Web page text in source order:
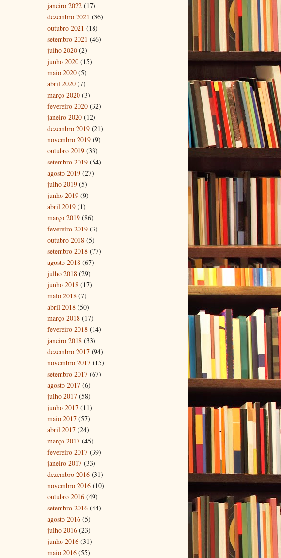
janeiro 2022 (17)
dezembro 2021 (36)
outubro 2021 (18)
setembro 2021 (46)
julho 2020 (2)
junho 2020 (15)
maio 2020 (5)
abril 2020 (7)
março 2020 (3)
fevereiro 2020 (32)
janeiro 2020 (12)
dezembro 2019 (21)
novembro 2019 (9)
outubro 2019 (33)
setembro 2019 (54)
agosto 2019 (27)
julho 2019 (5)
junho 2019 (9)
abril 2019 (1)
março 2019 (86)
fevereiro 2019 (3)
outubro 2018 (5)
setembro 2018 (77)
agosto 2018 (67)
julho 2018 (29)
junho 2018 (17)
maio 2018 (7)
abril 2018 (50)
março 2018 (17)
fevereiro 2018 (14)
janeiro 2018 (33)
dezembro 2017 (94)
novembro 2017 (15)
setembro 2017 (67)
agosto 2017 (6)
julho 2017 (58)
junho 2017 (11)
maio 2017 (57)
abril 2017 (24)
março 2017 (45)
fevereiro 2017 (39)
janeiro 2017 (33)
dezembro 2016 (31)
novembro 2016 (10)
outubro 2016 (49)
setembro 2016 (44)
agosto 2016 (5)
julho 2016 (23)
junho 2016 (31)
maio 2016 (55)